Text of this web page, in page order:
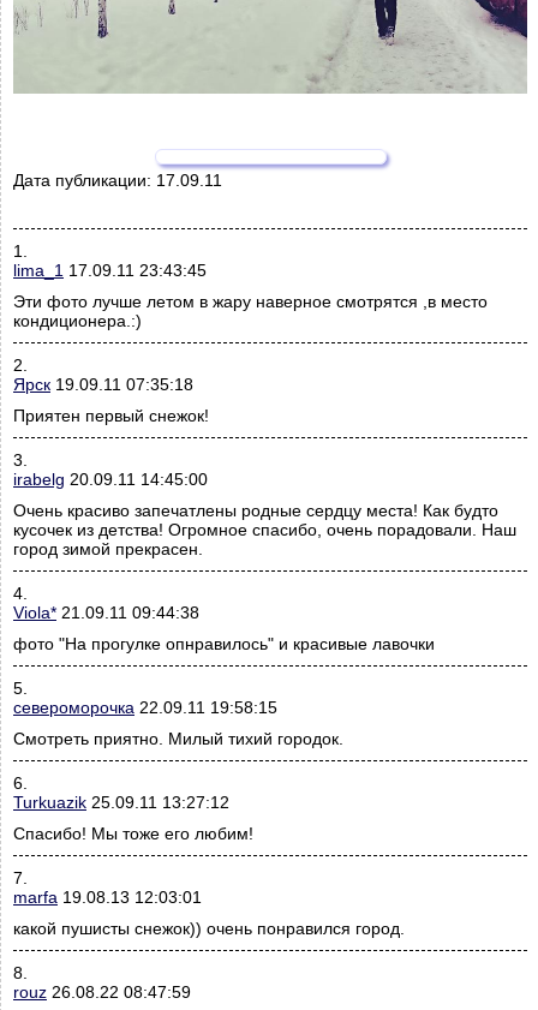
Дата публикации: 17.09.11
1.
lima_1 17.09.11 23:43:45
Эти фото лучше летом в жару наверное смотрятся ,в место
кондиционера.:)
2.
Ярск 19.09.11 07:35:18
Приятен первый снежок!
3.
irabelg 20.09.11 14:45:00
Очень красиво запечатлены родные сердцу места! Как будто
кусочек из детства! Огромное спасибо, очень порадовали. Наш
город зимой прекрасен.
4.
Viola* 21.09.11 09:44:38
фото "На прогулке опнравилось" и красивые лавочки
5.
североморочка 22.09.11 19:58:15
Смотреть приятно. Милый тихий городок.
6.
Turkuazik 25.09.11 13:27:12
Спасибо! Мы тоже его любим!
7.
marfa 19.08.13 12:03:01
какой пушисты снежок)) очень понравился город.
8.
rouz 26.08.22 08:47:59